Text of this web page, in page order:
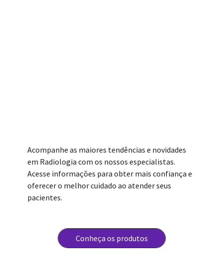
Acompanhe as maiores tendências e novidades
em Radiologia com os nossos especialistas.
Acesse informações para obter mais confiança e
oferecer o melhor cuidado ao atender seus
pacientes.
Conheça os produtos